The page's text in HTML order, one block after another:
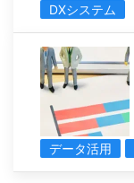
DXシステム
データ活用